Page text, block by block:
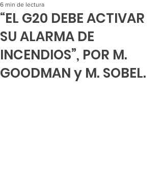
“EL G20 DEBE ACTIVAR
SU ALARMA DE
INCENDIOS”, POR M.
GOODMAN y M. SOBEL.
6 min de lectura